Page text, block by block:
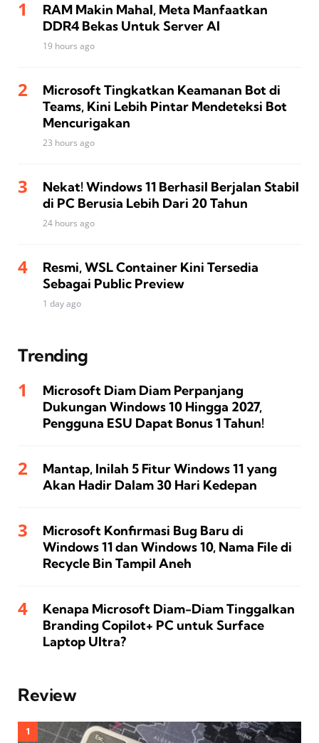
RAM Makin Mahal, Meta Manfaatkan
DDR4 Bekas Untuk Server AI
19 hours ago
Microsoft Tingkatkan Keamanan Bot di
Teams, Kini Lebih Pintar Mendeteksi Bot
Mencurigakan
23 hours ago
Nekat! Windows 11 Berhasil Berjalan Stabil
di PC Berusia Lebih Dari 20 Tahun
24 hours ago
Resmi, WSL Container Kini Tersedia
Sebagai Public Preview
1 day ago
Trending
Microsoft Diam Diam Perpanjang
Dukungan Windows 10 Hingga 2027,
Pengguna ESU Dapat Bonus 1 Tahun!
Mantap, Inilah 5 Fitur Windows 11 yang
Akan Hadir Dalam 30 Hari Kedepan
Microsoft Konfirmasi Bug Baru di
Windows 11 dan Windows 10, Nama File di
Recycle Bin Tampil Aneh
Kenapa Microsoft Diam-Diam Tinggalkan
Branding Copilot+ PC untuk Surface
Laptop Ultra?
Review